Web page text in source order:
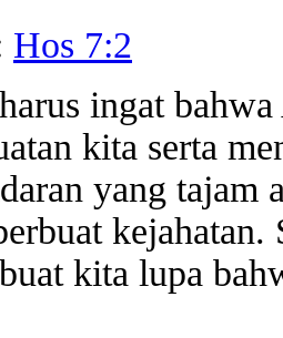
Hos 7:2
ingat
kita serta
yang tajam
kejahatan.
kita lupa